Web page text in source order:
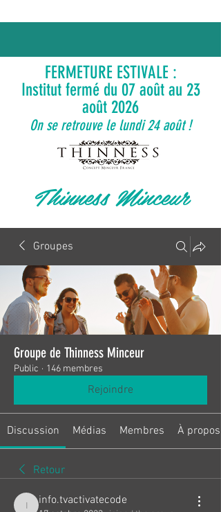
FERMETURE ESTIVALE :
Institut fermé du 07 août au 23
août 2026
On se retrouve le lundi 24 août !
Thinness Minceur
Groupes
Groupe de Thinness Minceur
Public · 146 membres
Rejoindre
Discussion Médias Membres À propos
Retour
info.tvactivatecode